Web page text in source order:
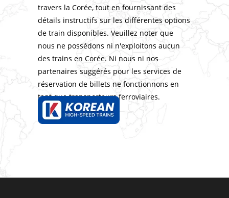
travers la Corée, tout en fournissant des
détails instructifs sur les différentes options
de train disponibles. Veuillez noter que
nous ne possédons ni n'exploitons aucun
des trains en Corée. Ni nous ni nos
partenaires suggérés pour les services de
réservation de billets ne fonctionnons en
tant que transporteurs ferroviaires.